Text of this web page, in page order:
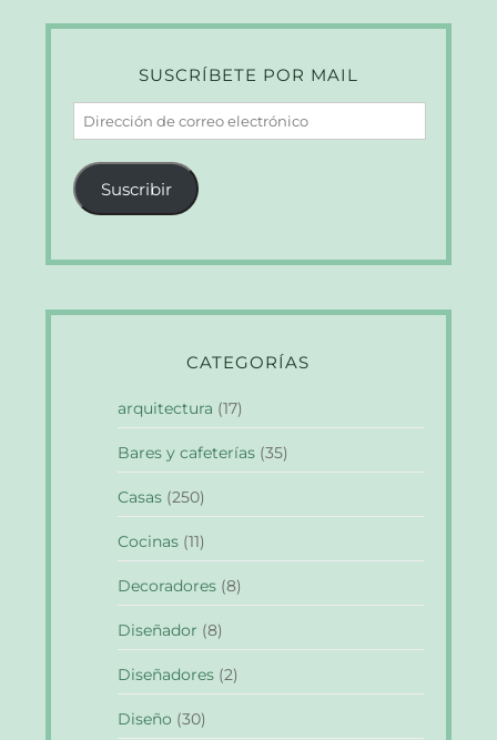
SUSCRÍBETE POR MAIL
Dirección
de
correo
electrónico
Suscribir
CATEGORÍAS
arquitectura (17)
Bares y cafeterías (35)
Casas (250)
Cocinas (11)
Decoradores (8)
Diseñador (8)
Diseñadores (2)
Diseño (30)